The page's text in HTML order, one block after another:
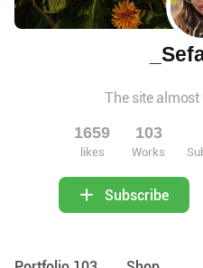
The site almost
1659
likes
103
Works
Subscribe